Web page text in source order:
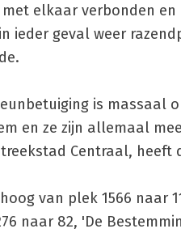
elkaar verbonden
ieder geval weer
is massaal
en ze zijn allemaal
Centraal, heeft
van plek 1566 naar
naar 82, 'De